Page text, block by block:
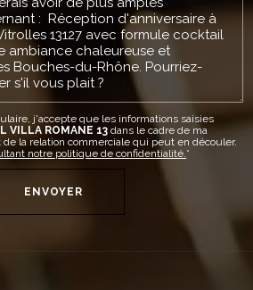
j'accepte que les informations saisies
VILLA ROMANE 13 dans le cadre de ma
la relation commerciale qui peut en découler.
notre politique de confidentialité.*